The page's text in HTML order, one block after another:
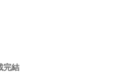
完結